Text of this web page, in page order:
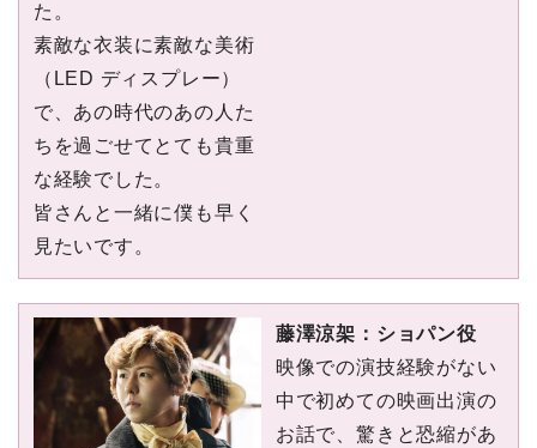
た。
素敵な⾐装に素敵な美術
（LED ディスプレー）
で、あの時代のあの⼈た
ちを過ごせてとても貴重
な経験でした。
皆さんと⼀緒に僕も早く
⾒たいです。
藤澤涼架：ショパン役
映像での演技経験がない
中で初めての映画出演の
お話で、驚きと恐縮があ